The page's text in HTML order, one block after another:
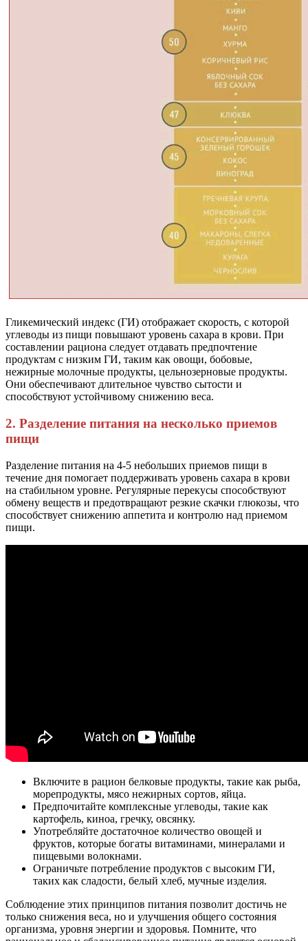
Гликемический индекс (ГИ) отображает скорость, с которой
углеводы из пищи повышают уровень сахара в крови. При
составлении рациона следует отдавать предпочтение
продуктам с низким ГИ, таким как овощи, бобовые,
нежирные молочные продукты, цельнозерновые продукты.
Они обеспечивают длительное чувство сытости и
способствуют устойчивому снижению веса.
2. Разделение питания на несколько приемов
пищи
Разделение питания на 4-5 небольших приемов пищи в
течение дня помогает поддерживать уровень сахара в крови
на стабильном уровне. Регулярные перекусы способствуют
обмену веществ и предотвращают резкие скачки глюкозы, что
способствует снижению аппетита и контролю над приемом
пищи.
Включите в рацион белковые продукты, такие как рыба,
морепродукты, мясо нежирных сортов, яйца.
Предпочитайте комплексные углеводы, такие как
картофель, киноа, гречку, овсянку.
Употребляйте достаточное количество овощей и
фруктов, которые богаты витаминами, минералами и
пищевыми волокнами.
Ограничьте потребление продуктов с высоким ГИ,
таких как сладости, белый хлеб, мучные изделия.
Соблюдение этих принципов питания позволит достичь не
только снижения веса, но и улучшения общего состояния
организма, уровня энергии и здоровья. Помните, что